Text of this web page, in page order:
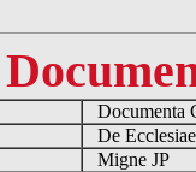
Documenta
De
Migne JP